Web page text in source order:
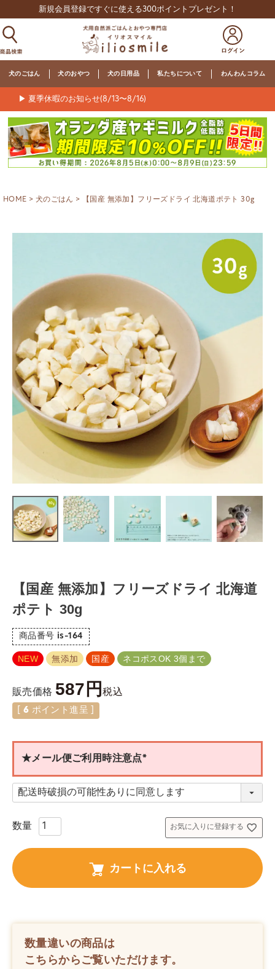
新規会員登録ですぐに使える300ポイントプレゼント！
犬のごはん 犬のおやつ 犬の日用品 私たちについて わんわんコラム
▶ 夏季休暇のお知らせ(8/13〜8/16)
HOME 犬のごはん 【国産 無添加】フリーズドライ 北海道ポテト 30g
【国産 無添加】フリーズドライ 北海道
ポテト 30g
商品番号 is-164
NEW 無添加 国産 ネコポスOK 3個まで
販売価格 587 税込
6 ポイント進呈 ]
★メール便ご利用時注意点
(
必
須
お気に入りに登録する
カートに入れる
数量違いの商品は
こちらからご覧いただけます。